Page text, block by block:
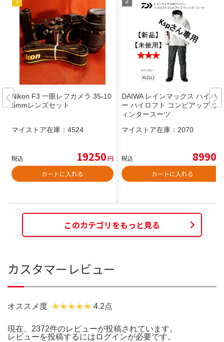
Nikon F3 一眼レフカメラ 35-10
5mmレンズセット
マイストア在庫： 4524
税込 19250円
カートに入れる
DAIWA レインマックス ハイパ
ー ハイロフト コンビアップ ウ
ィンタースーツ
マイストア在庫： 2070
税込 8990
カートに入れる
このカテゴリをもっと見る
カスタマーレビュー
オススメ度 4.2点
現在、2372件のレビューが投稿されています。
レビューを投稿するには ログインが必要です。